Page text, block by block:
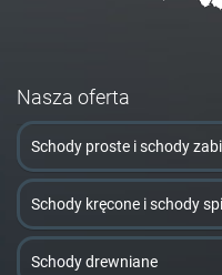
Nasza oferta
Schody proste i schody
Schody kręcone i schody
Schody drewniane